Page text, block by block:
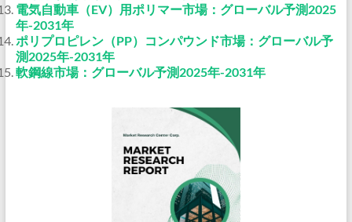
電気自動車（EV）用ポリマー市場：グローバル予測2025
年-2031年
ポリプロピレン（PP）コンパウンド市場：グローバル予
測2025年-2031年
軟鋼線市場：グローバル予測2025年-2031年